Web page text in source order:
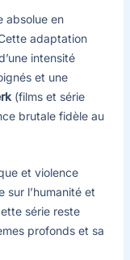
absolue en
adaptation
intensité
et une
(films et série
brutale fidèle au
et violence
sur l’humanité et
série reste
profonds et sa